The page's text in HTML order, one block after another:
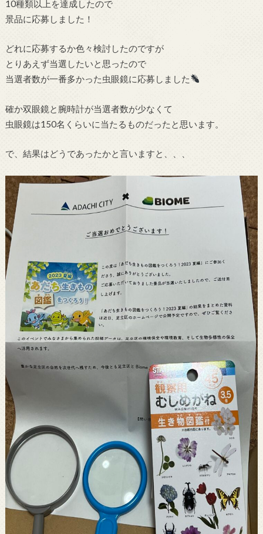
10種類以上を達成したので
景品に応募しました！
どれに応募するか色々検討したのですが
とりあえず当選したいと思ったので
当選者数が一番多かった虫眼鏡に応募しました
確か双眼鏡と腕時計が当選者数が少なくて
虫眼鏡は150名くらいに当たるものだったと思います。
で、結果はどうであったかと言いますと、、、